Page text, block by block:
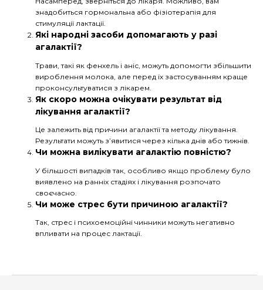
знадобиться гормональна або фізіотерапія для
стимуляції лактації.
Які народні засоби допомагають у разі
агалактії?
Трави, такі як фенхель і аніс, можуть допомогти збільшити
вироблення молока, але перед їх застосуванням краще
проконсультуватися з лікарем.
Як скоро можна очікувати результат від
лікування агалактії?
Це залежить від причини агалактії та методу лікування.
Результати можуть з’явитися через кілька днів або тижнів.
Чи можна вилікувати агалактію повністю?
У більшості випадків так, особливо якщо проблему було
виявлено на ранніх стадіях і лікування розпочато
своєчасно.
Чи може стрес бути причиною агалактії?
Так, стрес і психоемоційні чинники можуть негативно
впливати на процес лактації.